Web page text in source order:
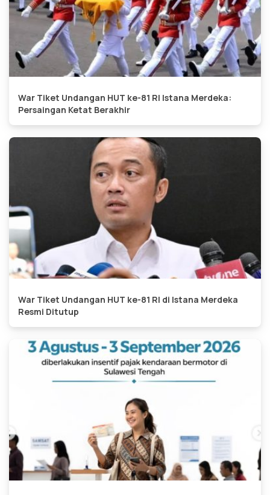
War Tiket Undangan HUT ke-81 RI Istana Merdeka:
Persaingan Ketat Berakhir
War Tiket Undangan HUT ke-81 RI di Istana Merdeka
Resmi Ditutup